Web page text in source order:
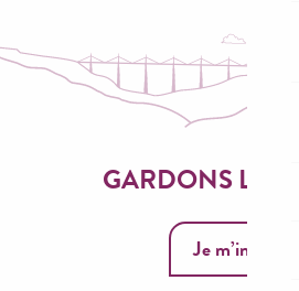
GARDONS LE
Je m’inscris